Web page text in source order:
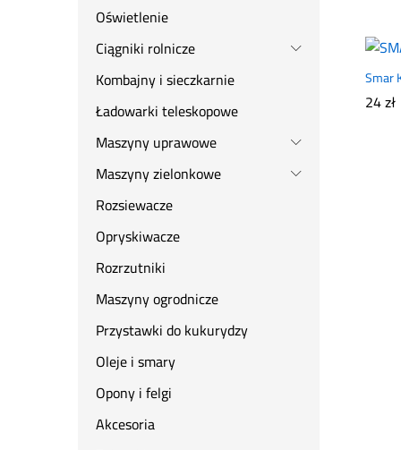
Smar
24zł
24zł
Oświetlenie
Ciągniki rolnicze
Kombajny i sieczkarnie
Ładowarki teleskopowe
Maszyny uprawowe
Maszyny zielonkowe
Rozsiewacze
Opryskiwacze
Rozrzutniki
Maszyny ogrodnicze
Przystawki do kukurydzy
Oleje i smary
Opony i felgi
Akcesoria